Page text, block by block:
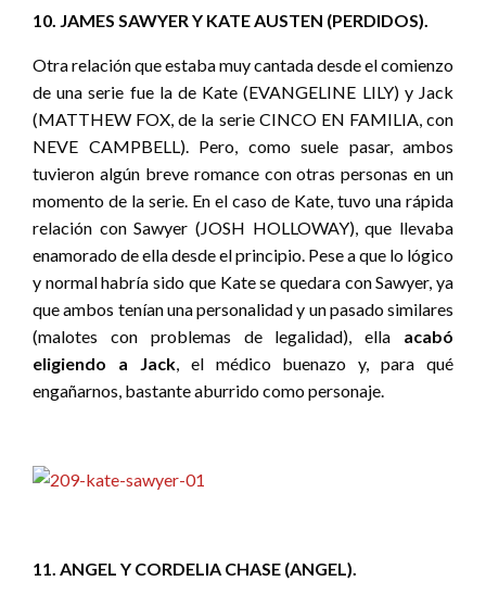
10. JAMES SAWYER Y KATE AUSTEN (PERDIDOS).
Otra relación que estaba muy cantada desde el comienzo
de una serie fue la de Kate (EVANGELINE LILY) y Jack
(MATTHEW FOX, de la serie CINCO EN FAMILIA, con
NEVE CAMPBELL). Pero, como suele pasar, ambos
tuvieron algún breve romance con otras personas en un
momento de la serie. En el caso de Kate, tuvo una rápida
relación con Sawyer (JOSH HOLLOWAY), que llevaba
enamorado de ella desde el principio. Pese a que lo lógico
y normal habría sido que Kate se quedara con Sawyer, ya
que ambos tenían una personalidad y un pasado similares
(malotes con problemas de legalidad), ella acabó
eligiendo a Jack, el médico buenazo y, para qué
engañarnos, bastante aburrido como personaje.
11. ANGEL Y CORDELIA CHASE (ANGEL).